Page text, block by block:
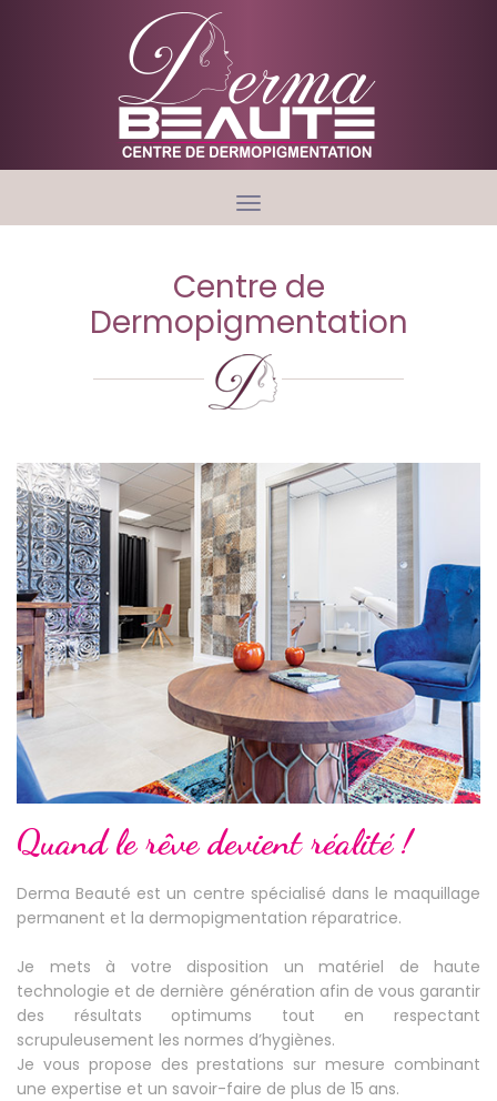
Toggle
navigation
Centre de
Dermopigmentation
Quand le rêve devient réalité !
Derma Beauté est un centre spécialisé dans le maquillage
permanent et la dermopigmentation réparatrice.
Je mets à votre disposition un matériel de haute
technologie et de dernière génération afin de vous garantir
des résultats optimums tout en respectant
scrupuleusement les normes d’hygiènes.
Je vous propose des prestations sur mesure combinant
une expertise et un savoir-faire de plus de 15 ans.